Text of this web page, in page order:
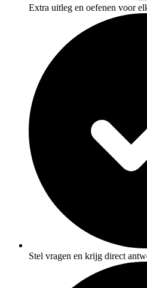
Extra uitleg en oefenen voor
Stel vragen en krijg direct